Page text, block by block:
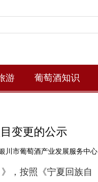
游 葡萄酒知识
变更的公示
川市葡萄酒产业发展服务中心
，按照 《宁夏回族自